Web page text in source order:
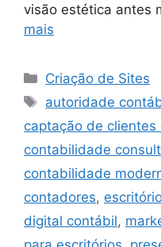
visão estética antes
mais
Categorias
Criação de Sites
Tags
autoridade
captação de
contabilidade
contabilidade
contadores,
digital contábil,